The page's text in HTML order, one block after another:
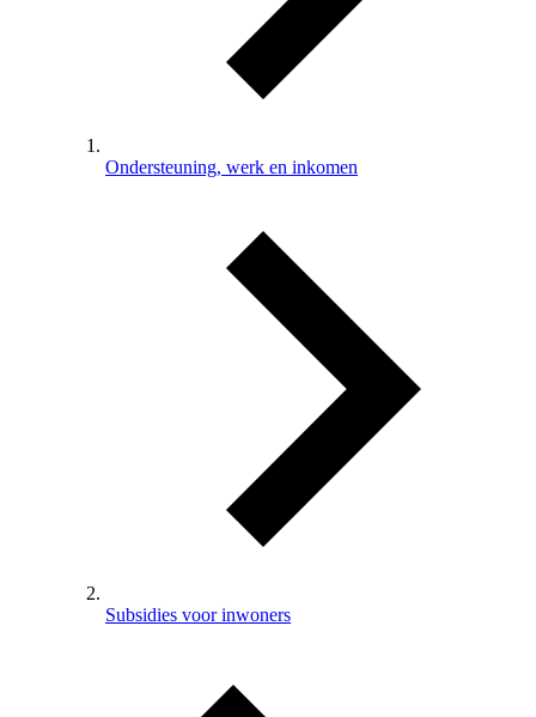
Ondersteuning, werk en inkomen
Subsidies voor inwoners